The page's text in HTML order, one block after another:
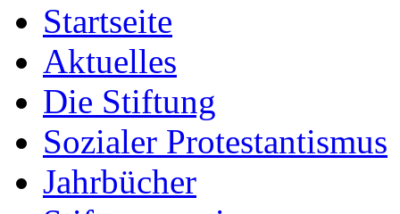
Startseite
Aktuelles
Die Stiftung
Sozialer Protestantismus
Jahrbücher